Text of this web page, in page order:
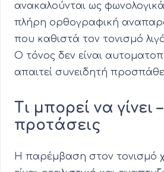
ανακαλούνται ως
πλήρη ορθογραφική
που καθιστά τον τονισμό
Ο τόνος δεν είναι
απαιτεί συνειδητή
Τι μπορεί να γίνει
προτάσεις
Η παρέμβαση στον τονισμό